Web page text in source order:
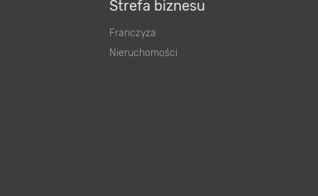
Strefa biznesu
Franczyza
Nieruchomości